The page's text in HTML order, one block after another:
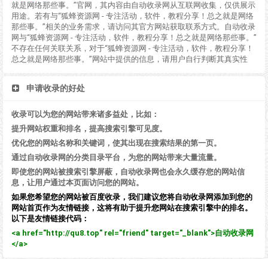
就是网络那些事。”官网，其内容由自动收录网从互联网收集，仅供展示
用途。若有与“狐蜂资源网 - 专注活动，软件，教程分享！总之就是网络
那些事。”相关的业务需求，请访问其官方网站获取联系方式。自动收录
网与“狐蜂资源网 - 专注活动，软件，教程分享！总之就是网络那些事。”
不存在任何关联关系，对于“狐蜂资源网 - 专注活动，软件，教程分享！
总之就是网络那些事。”网站中提供的信息，请用户自行判断其真实性
申请收录的好处
收录可以为您的网站带来诸多益处，比如：
提升网站权重和排名，提高搜索引擎可见度。
优化您的网站名称和关键词，使其出现在搜索结果的第一页。
通过自动收录网的分类目录平台，为您的网站带来大量流量。
即使您的网站被搜索引擎屏蔽，自动收录网也会永久缓存您的网站信
息，让用户通过本页面访问您的网站。
如果您希望您的网站被百度收录，我们建议您将自动收录网添加到您的
网站首页作为友情链接，这将有助于提升您网站在搜索引擎中的排名。
以下是友情链接代码：
<a href="http://qu8.top" rel="friend" target="_blank">自动收录网
</a>